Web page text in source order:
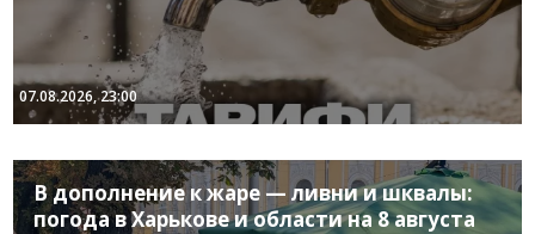
07.08.2026, 23:00
В дополнение к жаре — ливни и шквалы:
погода в Харькове и области на 8 августа